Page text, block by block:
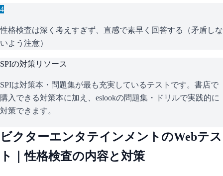
4
性格検査は深く考えすぎず、直感で素早く回答する（矛盾しな
いよう注意）
SPIの対策リソース
SPIは対策本・問題集が最も充実しているテストです。書店で
購入できる対策本に加え、eslookの問題集・ドリルで実践的に
対策できます。
ビクターエンタテインメント のWebテス
ト｜性格検査の内容と対策